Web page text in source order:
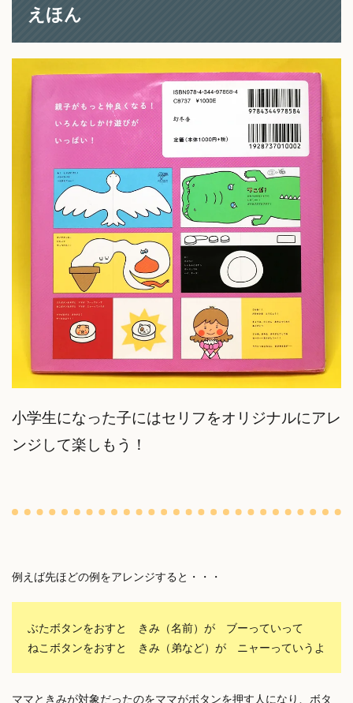
えほん
小学生になった子にはセリフをオリジナルにアレ
ンジして楽しもう！
例えば先ほどの例をアレンジすると・・・
ぶたボタンをおすと きみ（名前）が ブーっていって
ねこボタンをおすと きみ（弟など）が ニャーっていうよ
ママときみが対象だったのをママがボタンを押す人になり、ボタ